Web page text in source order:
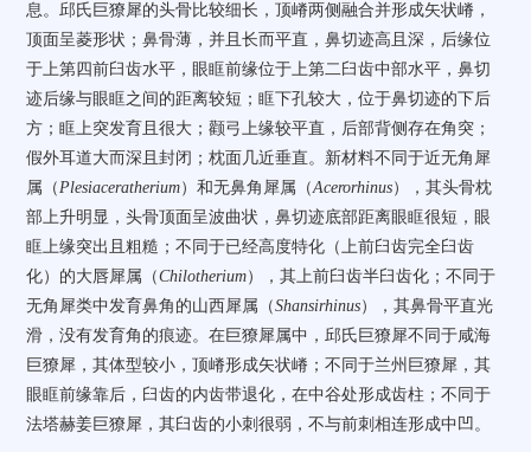
息。邱氏巨獠犀的头骨比较细长，顶嵴两侧融合并形成矢状嵴，
顶面呈菱形状；鼻骨薄，并且长而平直，鼻切迹高且深，后缘位
于上第四前臼齿水平，眼眶前缘位于上第二臼齿中部水平，鼻切
迹后缘与眼眶之间的距离较短；眶下孔较大，位于鼻切迹的下后
方；眶上突发育且很大；颧弓上缘较平直，后部背侧存在角突；
假外耳道大而深且封闭；枕面几近垂直。新材料不同于近无角犀
属（Plesiaceratherium）和无鼻角犀属（Acerorhinus），其头骨枕
部上升明显，头骨顶面呈波曲状，鼻切迹底部距离眼眶很短，眼
眶上缘突出且粗糙；不同于已经高度特化（上前臼齿完全臼齿
化）的大唇犀属（Chilotherium），其上前臼齿半臼齿化；不同于
无角犀类中发育鼻角的山西犀属（Shansirhinus），其鼻骨平直光
滑，没有发育角的痕迹。在巨獠犀属中，邱氏巨獠犀不同于咸海
巨獠犀，其体型较小，顶嵴形成矢状嵴；不同于兰州巨獠犀，其
眼眶前缘靠后，臼齿的内齿带退化，在中谷处形成齿柱；不同于
法塔赫姜巨獠犀，其臼齿的小刺很弱，不与前刺相连形成中凹。